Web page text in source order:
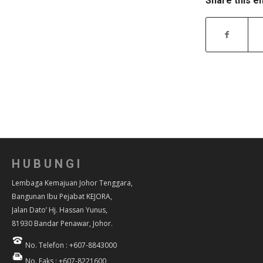
HUBUNGI
Lembaga Kemajuan Johor Tenggara,
Bangunan Ibu Pejabat KEJORA,
Jalan Dato’ Hj. Hassan Yunus,
81930 Bandar Penawar, Johor.
No. Telefon : +607-8843000